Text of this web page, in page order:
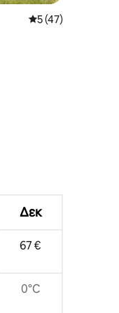
Μέση βαθμολογία:
5 (47)
Δεκ
67 €
0°C